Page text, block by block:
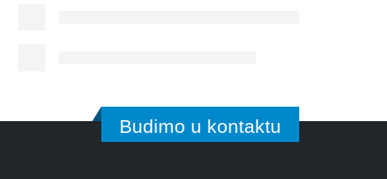
Budimo u kontaktu